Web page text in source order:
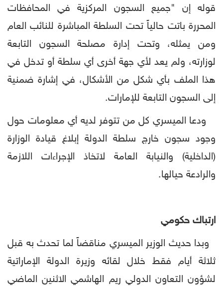
قوله إن "جميع السجون المركزية في المحافظات
المحررة باتت حالياً تحت السلطة المباشرة للنائب العام
ومن يمثله، وتحت إدارة مصلحة السجون التابعة
لوزارته، ولم يعد لأي جهة أخرى أي سلطة أو تدخل في
هذا الملف بأي شكل من الأشكال، في إشارة ضمنية
إلى السجون التابعة للإمارات.
ودعا الميسري كل من تتوفر لديه أي معلومات حول
وجود سجون خارج سلطة الدولة إبلاغ قيادة الوزارة
(الداخلية) والنيابة العامة لاتخاذ الإجراءات اللازمة
والرادعة حيالها.
ارتباك حكومي
وبدا حديث الوزير الميسري مناقضاً لما تحدث به قبل
ثلاثة أيام فقط خلال لقائه وزيرة الدولة الإماراتية
لشؤون التعاون الدولي ريم الهاشمي الاثنين الماضي